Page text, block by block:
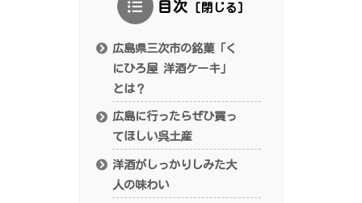
目次
広島県三次市の銘菓「く
にひろ屋 洋酒ケーキ」
とは？
広島に行ったらぜひ買っ
てほしい呉土産
洋酒がしっかりしみた大
人の味わい